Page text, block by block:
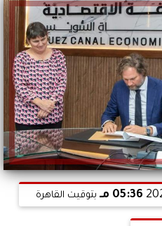
05:36 مـ بتوقيت القاهرة